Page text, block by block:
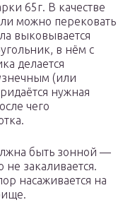
65г. В качестве
можно перековать
выковывается
в нём с
делается
(или
нужная
чего
быть зонной —
не закаливается.
насаживается на